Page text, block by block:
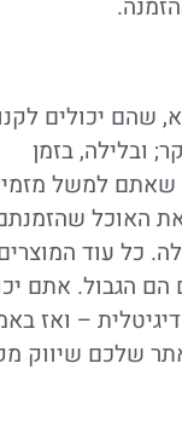
שהם יכולים
ובלילה, בזמן
למשל
את האוכל
כל עוד
הגבול. אתם
– ואז
שלכם שיווק